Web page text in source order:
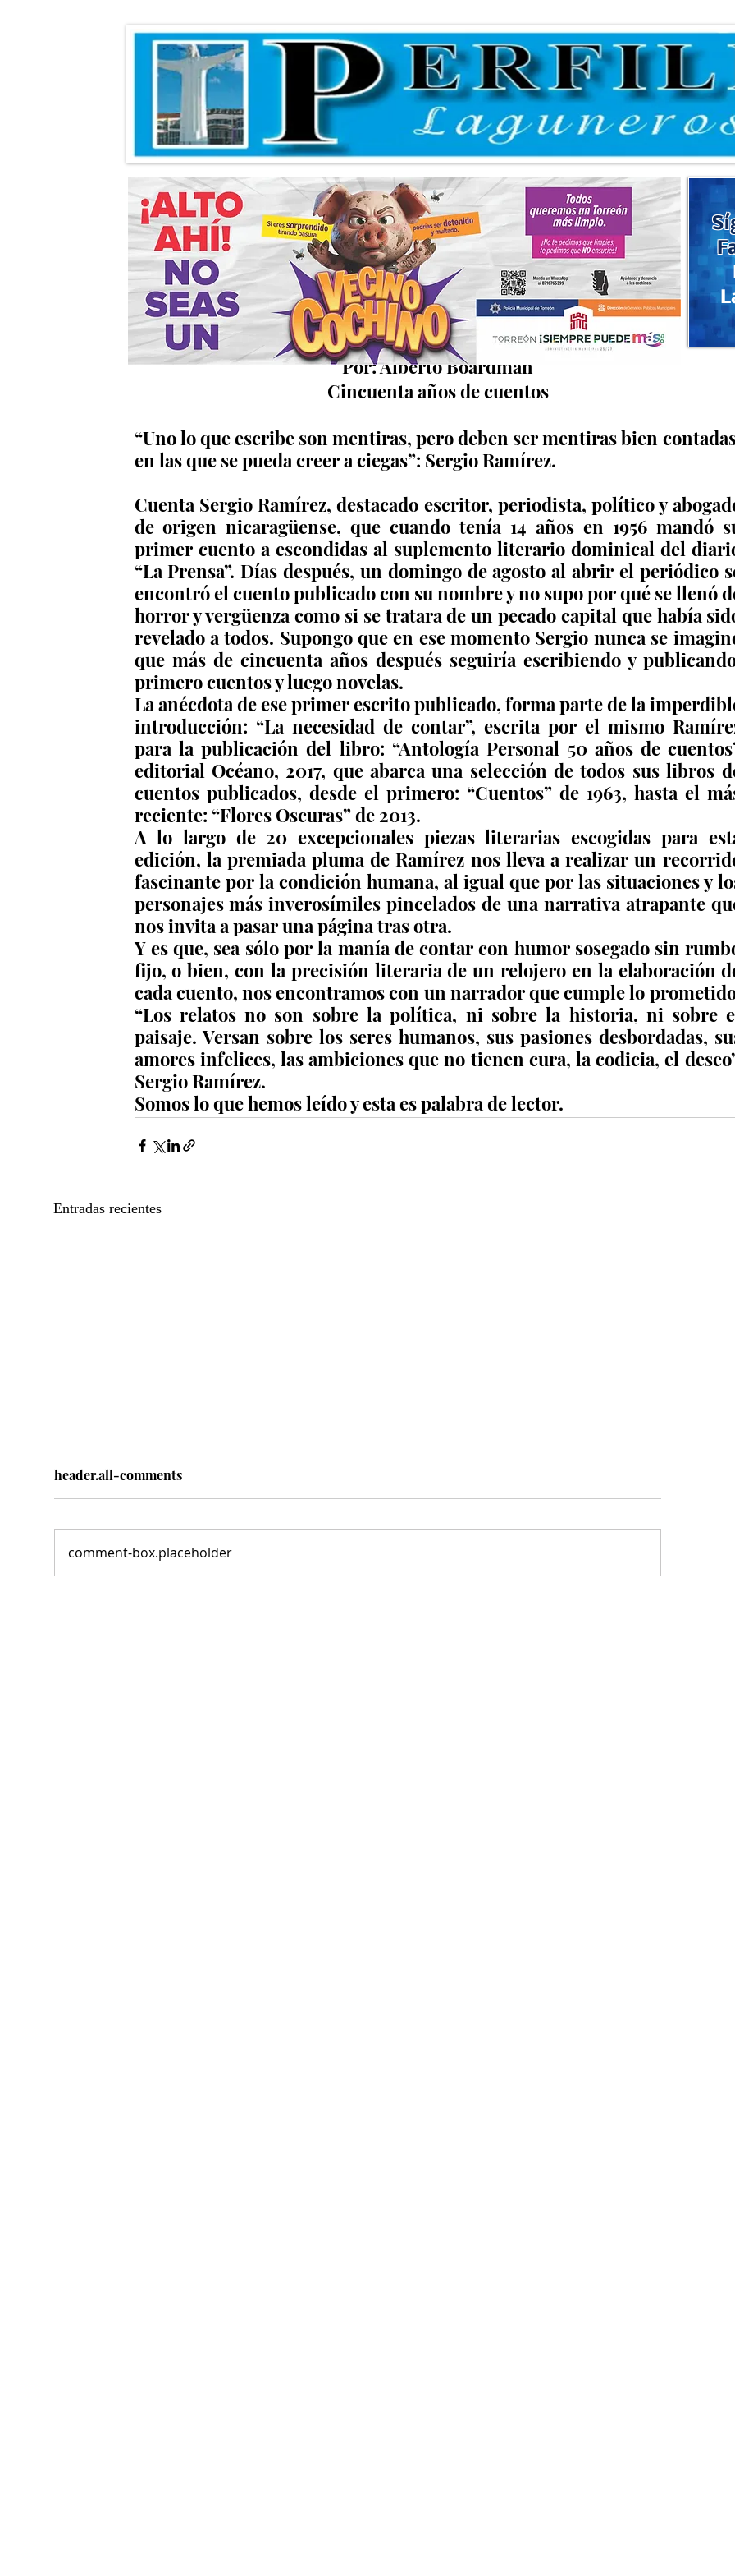
Algo que vale la pena leer
Por: Alberto Boardman
Cincuenta años de cuentos
“Uno lo que escribe son mentiras, pero deben ser mentiras bien
en las que se pueda creer a ciegas”: Sergio Ramírez.
Cuenta Sergio Ramírez, destacado escritor, periodista, político y
de origen nicaragüense, que cuando tenía 14 años en 1956 mandó
primer cuento a escondidas al suplemento literario dominical del
“La Prensa”. Días después, un domingo de agosto al abrir el periódico
encontró el cuento publicado con su nombre y no supo por qué se llenó
horror y vergüenza como si se tratara de un pecado capital que había
revelado a todos. Supongo que en ese momento Sergio nunca se
que más de cincuenta años después seguiría escribiendo y
primero cuentos y luego novelas.
La anécdota de ese primer escrito publicado, forma parte de la
introducción: “La necesidad de contar”, escrita por el mismo
para la publicación del libro: “Antología Personal 50 años de
editorial Océano, 2017, que abarca una selección de todos sus libros
cuentos publicados, desde el primero: “Cuentos” de 1963, hasta el
reciente: “Flores Oscuras” de 2013.
A lo largo de 20 excepcionales piezas literarias escogidas para
edición, la premiada pluma de Ramírez nos lleva a realizar un
fascinante por la condición humana, al igual que por las situaciones y
personajes más inverosímiles pincelados de una narrativa atrapante
nos invita a pasar una página tras otra.
Y es que, sea sólo por la manía de contar con humor sosegado sin
fijo, o bien, con la precisión literaria de un relojero en la elaboración
cada cuento, nos encontramos con un narrador que cumple lo
“Los relatos no son sobre la política, ni sobre la historia, ni sobre
paisaje. Versan sobre los seres humanos, sus pasiones desbordadas,
amores infelices, las ambiciones que no tienen cura, la codicia, el
Sergio Ramírez.
Somos lo que hemos leído y esta es palabra de lector.
Entradas recientes
header.all-comments
comment-box.placeholder